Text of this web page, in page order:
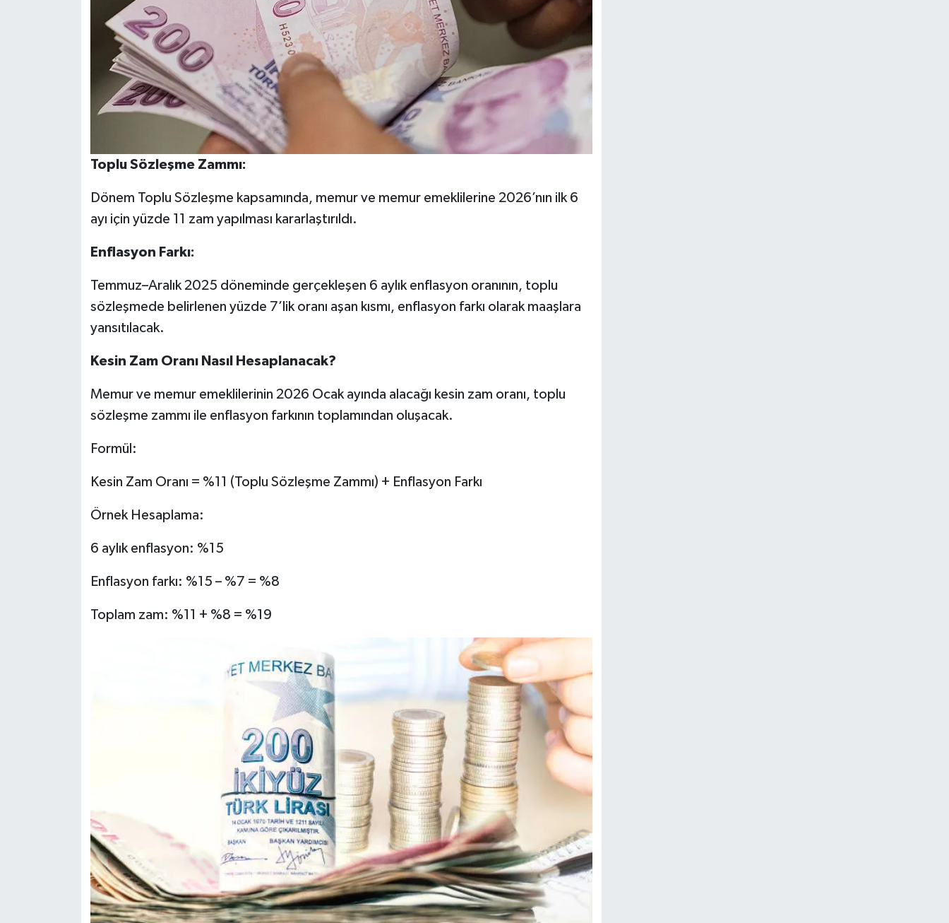
Toplu Sözleşme Zammı:
Dönem Toplu Sözleşme kapsamında, memur ve memur emeklilerine 2026’nın ilk 6
ayı için yüzde 11 zam yapılması kararlaştırıldı.
Enflasyon Farkı:
Temmuz–Aralık 2025 döneminde gerçekleşen 6 aylık enflasyon oranının, toplu
sözleşmede belirlenen yüzde 7’lik oranı aşan kısmı, enflasyon farkı olarak maaşlara
yansıtılacak.
Kesin Zam Oranı Nasıl Hesaplanacak?
Memur ve memur emeklilerinin 2026 Ocak ayında alacağı kesin zam oranı, toplu
sözleşme zammı ile enflasyon farkının toplamından oluşacak.
Formül:
Kesin Zam Oranı = %11 (Toplu Sözleşme Zammı) + Enflasyon Farkı
Örnek Hesaplama:
6 aylık enflasyon: %15
Enflasyon farkı: %15 – %7 = %8
Toplam zam: %11 + %8 = %19